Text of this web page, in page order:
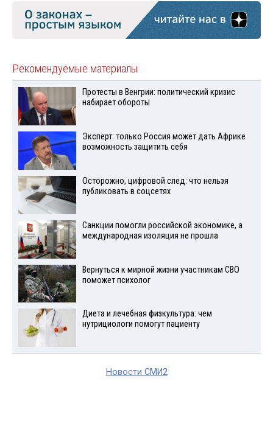
Рекомендуемые материалы
Протесты в Венгрии: политический кризис
набирает обороты
Эксперт: только Россия может дать Африке
возможность защитить себя
Осторожно, цифровой след: что нельзя
публиковать в соцсетях
Санкции помогли российской экономике, а
международная изоляция не прошла
Вернуться к мирной жизни участникам СВО
поможет психолог
Диета и лечебная физкультура: чем
нутрициологи помогут пациенту
Новости СМИ2